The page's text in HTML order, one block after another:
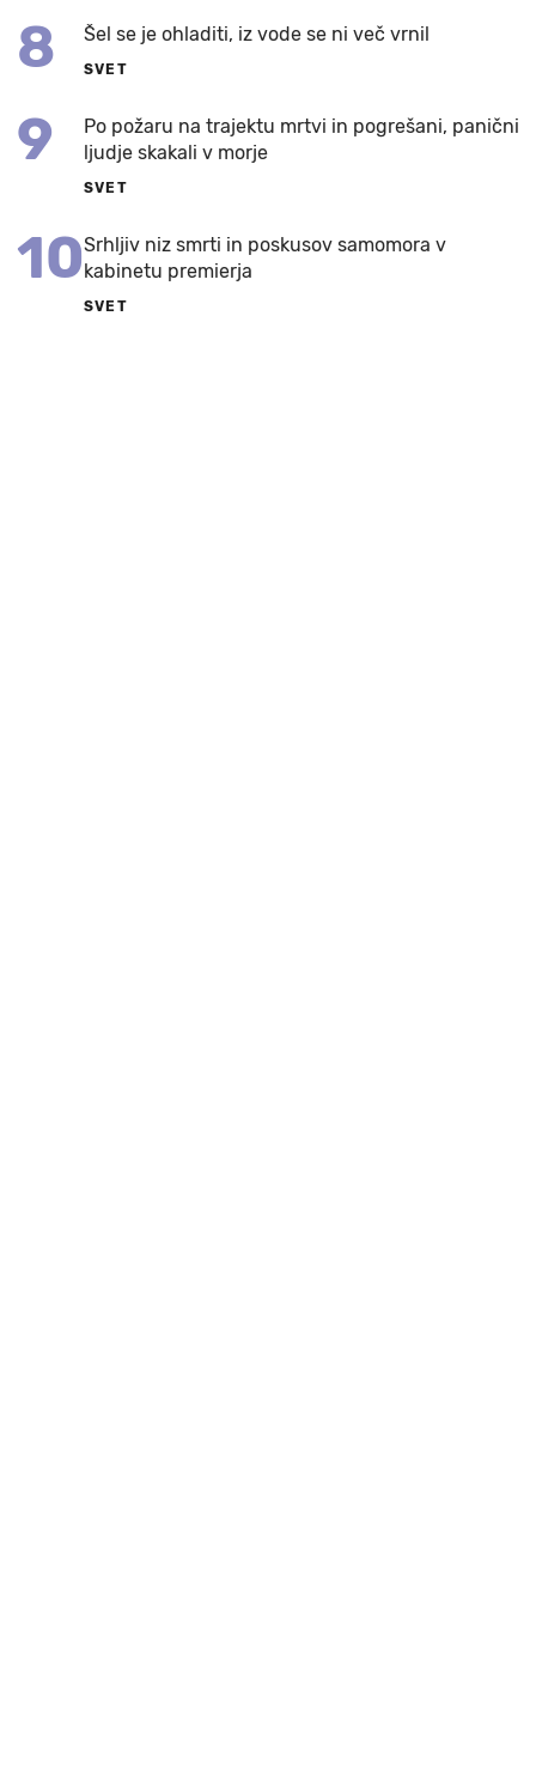
8 Šel se je ohladiti, iz vode se ni več vrnil
SVET
9
Po požaru na trajektu mrtvi in pogrešani, panični
ljudje skakali v morje
SVET
10Srhljiv niz smrti in poskusov samomora v
kabinetu premierja
SVET